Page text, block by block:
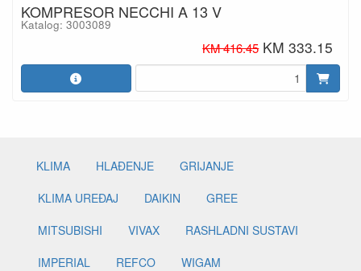
KOMPRESOR NECCHI A 13 V
Katalog: 3003089
KM 416.45 KM 333.15
KLIMA HLAĐENJE
GRIJANJE
KLIMA UREĐAJ
DAIKIN
GREE
MITSUBISHI
VIVAX
RASHLADNI SUSTAVI
IMPERIAL
REFCO
WIGAM